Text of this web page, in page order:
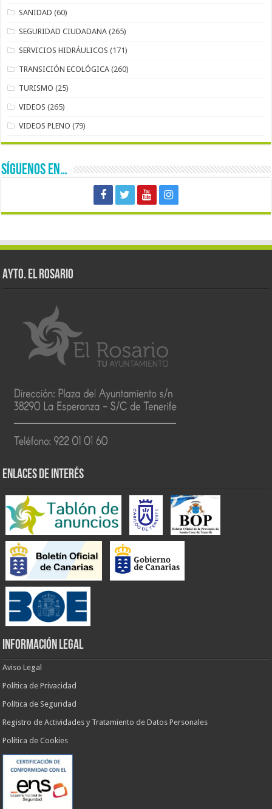
SANIDAD (60)
SEGURIDAD CIUDADANA (265)
SERVICIOS HIDRÁULICOS (171)
TRANSICIÓN ECOLÓGICA (260)
TURISMO (25)
VIDEOS (265)
VIDEOS PLENO (79)
SÍGUENOS EN…
AYTO. EL ROSARIO
ENLACES DE INTERÉS
INFORMACIÓN LEGAL
Aviso Legal
Política de Privacidad
Política de Seguridad
Registro de Actividades y Tratamiento de Datos Personales
Política de Cookies